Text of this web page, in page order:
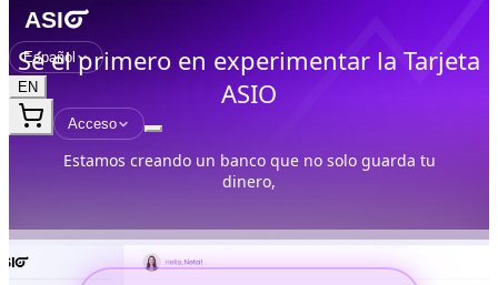
Español
EN
Acceso
Sé el primero en experimentar la Tarjeta
ASIO
Estamos creando un banco que no solo guarda tu
dinero,